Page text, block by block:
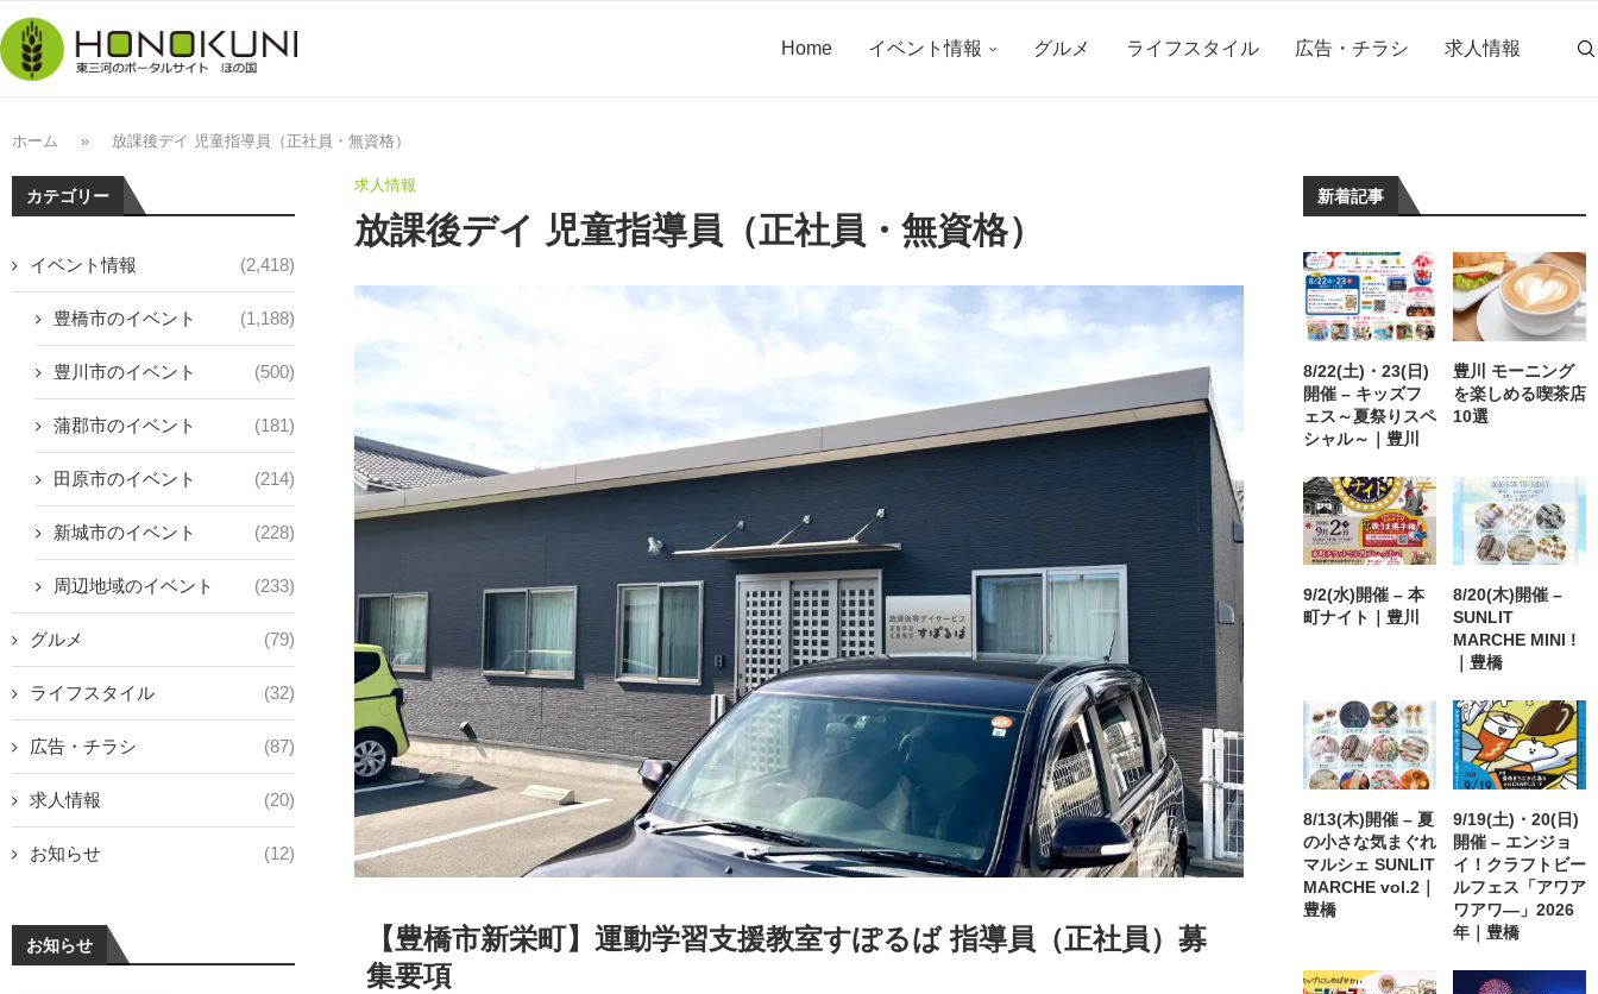
Home イベント情報 グルメ ライフスタイル 広告・チラシ 求人情報
ホーム » 放課後デイ 児童指導員（正社員・無資格）
求人情報
放課後デイ 児童指導員（正社員・無資格）
【豊橋市新栄町】運動学習支援教室すぽるば 指導員（正社員）募
集要項
新着記事
8/22(土)・23(日)
開催 – キッズフ
ェス～夏祭りスペ
シャル～｜豊川
豊川 モーニング
を楽しめる喫茶店
10選
9/2(水)開催 – 本
町ナイト｜豊川
8/20(木)開催 –
SUNLIT
MARCHE MINI !
｜豊橋
8/13(木)開催 – 夏
の小さな気まぐれ
マルシェ SUNLIT
MARCHE vol.2｜
豊橋
9/19(土)・20(日)
開催 – エンジョ
イ！クラフトビー
ルフェス「アワア
ワアワ―」2026
年｜豊橋
カテゴリー
イベント情報 (2,418)
豊橋市のイベント (1,188)
豊川市のイベント (500)
蒲郡市のイベント (181)
田原市のイベント (214)
新城市のイベント (228)
周辺地域のイベント (233)
グルメ (79)
ライフスタイル (32)
広告・チラシ (87)
求人情報 (20)
お知らせ (12)
お知らせ